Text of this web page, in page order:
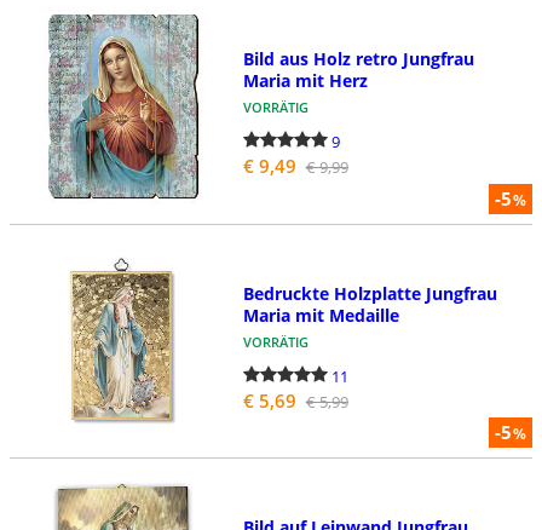
-5%
Bild aus Holz retro Jungfrau
Maria mit Herz
VORRÄTIG
9
€ 9,49 € 9,99
-5%
Bedruckte Holzplatte Jungfrau
Maria mit Medaille
VORRÄTIG
11
€ 5,69 € 5,99